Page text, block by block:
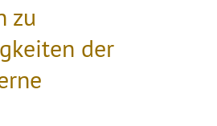
zu
der